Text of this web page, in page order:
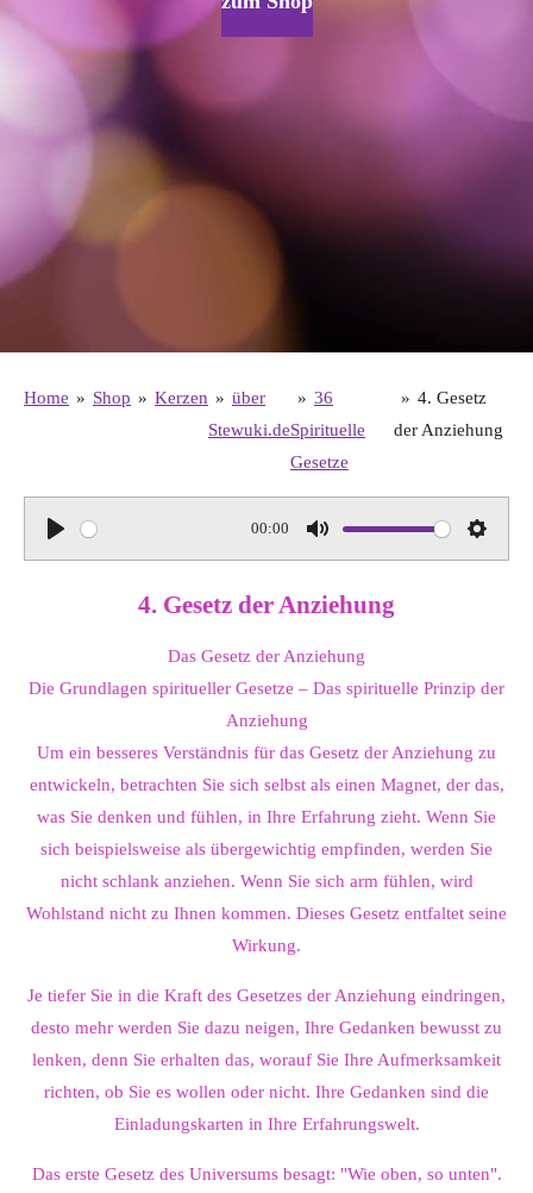
Home » Shop » Kerzen » über
Stewuki.de
» 36
Spirituelle
Gesetze
» 4. Gesetz
der Anziehung
00:00
t
s
4. Gesetz der Anziehung
Das Gesetz der Anziehung
Die Grundlagen spiritueller Gesetze – Das spirituelle Prinzip der
Anziehung
Um ein besseres Verständnis für das Gesetz der Anziehung zu
entwickeln, betrachten Sie sich selbst als einen Magnet, der das,
was Sie denken und fühlen, in Ihre Erfahrung zieht. Wenn Sie
sich beispielsweise als übergewichtig empfinden, werden Sie
nicht schlank anziehen. Wenn Sie sich arm fühlen, wird
Wohlstand nicht zu Ihnen kommen. Dieses Gesetz entfaltet seine
Wirkung.
Je tiefer Sie in die Kraft des Gesetzes der Anziehung eindringen,
desto mehr werden Sie dazu neigen, Ihre Gedanken bewusst zu
lenken, denn Sie erhalten das, worauf Sie Ihre Aufmerksamkeit
richten, ob Sie es wollen oder nicht. Ihre Gedanken sind die
Einladungskarten in Ihre Erfahrungswelt.
Das erste Gesetz des Universums besagt: "Wie oben, so unten".